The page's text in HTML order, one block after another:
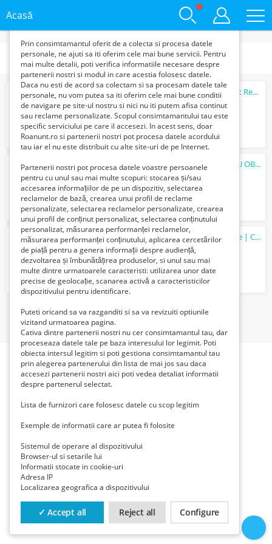
Acasă
Categorii
Studio /Garsoniera Lux & Elegant in Select Residences
650 Euro €
ANGAJAM AGENT DE SECURITATE PENTRU OBIECTIV AFLAT IN ZONA PORTULUI CONSTANTA / M...
Verifica cu vanzatorul
Best price! Ap 3 cam, 2 bai, balcon, parcare | Cortina 126 - Pipera
311000 Euro €
1
functie de interesele si nevoile tale. De asemenea, aceste
date sunt folosite pentru analizarea traffic-ului pe site-ul
Prin consimtamantul oferit de a colecta si procesa datele
personale, ne ajuti sa iti oferim cele mai bune servicii. Pentru
mai multe detalii, poti verifica informatiile necesare despre
partenerii nostri si modul in care acestia folosesc datele.
Daca nu esti de acord sa colectam si sa procesam datele tale
personale, nu vom putea sa iti oferim cele mai bune conditii
de navigare pe site-ul nostru si nici nu iti putem afisa continut
sau reclame personalizate. Scopul consimtamantului tau este
specific serviciului pe care il accesezi. In acest sens, doar
Roanunt.ro si partenerii nostri pot procesa datele acordului
tau iar el nu este distribuit cu alte site-uri de pe Internet.
Partenerii nostri pot procesa datele voastre persoanele
pentru cu unul sau mai multe scopuri: stocarea și/sau
accesarea informațiilor de pe un dispozitiv, selectarea
reclamelor de bază, crearea unui profil de reclame
personalizate, selectarea reclamelor personalizate, crearea
unui profil de conținut personalizat, selectarea conținutului
personalizat, măsurarea performanței reclamelor,
măsurarea performanței conținutului, aplicarea cercetărilor
de piață pentru a genera informații despre audiență,
dezvoltarea și îmbunătățirea produselor, si unul sau mai
multe dintre urmatoarele caracteristi: utilizarea unor date
precise de geolocație, scanarea activă a caracteristicilor
dispozitivului pentru identificare.
Puteti oricand sa va razganditi si sa va revizuiti optiunile
vizitand urmatoarea pagina.
Cativa dintre partenerii nostri nu cer consimtamantul tau, dar
proceseaza datele tale pe baza interesului lor legimit. Poti
obiecta intersul legitim si poti gestiona consimtamantul tau
prin alegerea partenerului din lista de mai jos sau daca
accesezi partenerii nostri aici poti vedea detaliat informatii
despre partenerul selectat.
Lista de furnizori care folosesc datele cu scop legitim
Exemple de informatii care ar putea fi folosite
Sistemul de operare al dispozitivului
Browser-ul si setarile lui
Informatii stocate in cookie-uri
Adresa IP
Localizarea geografica a dispozitivului
✓ Accept all Reject all Configure